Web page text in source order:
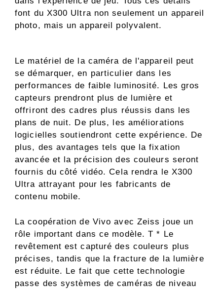
font du X300 Ultra non seulement un appareil
photo, mais un appareil polyvalent.
Le matériel de la caméra de l'appareil peut
se démarquer, en particulier dans les
performances de faible luminosité. Les gros
capteurs prendront plus de lumière et
offriront des cadres plus réussis dans les
plans de nuit. De plus, les améliorations
logicielles soutiendront cette expérience. De
plus, des avantages tels que la fixation
avancée et la précision des couleurs seront
fournis du côté vidéo. Cela rendra le X300
Ultra attrayant pour les fabricants de
contenu mobile.
La coopération de Vivo avec Zeiss joue un
rôle important dans ce modèle. T * Le
revêtement est capturé des couleurs plus
précises, tandis que la fracture de la lumière
est réduite. Le fait que cette technologie
passe des systèmes de caméras de niveau